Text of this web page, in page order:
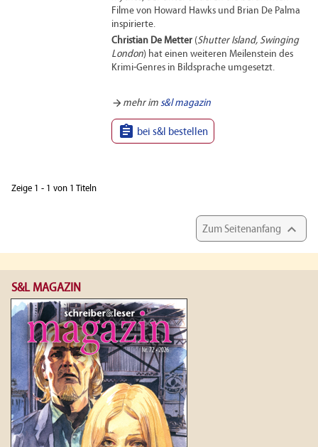
Filme von Howard Hawks und Brian De Palma
inspirierte.
Christian De Metter(Shutter Island, Swinging
London) hat einen weiteren Meilenstein des
Krimi-Genres in Bildsprache umgesetzt.
arrow_forward mehr im s&l magazin
 bei s&l bestellen
Zeige 1 - 1 von 1 Titeln
Zum Seitenanfang 
S&L MAGAZIN